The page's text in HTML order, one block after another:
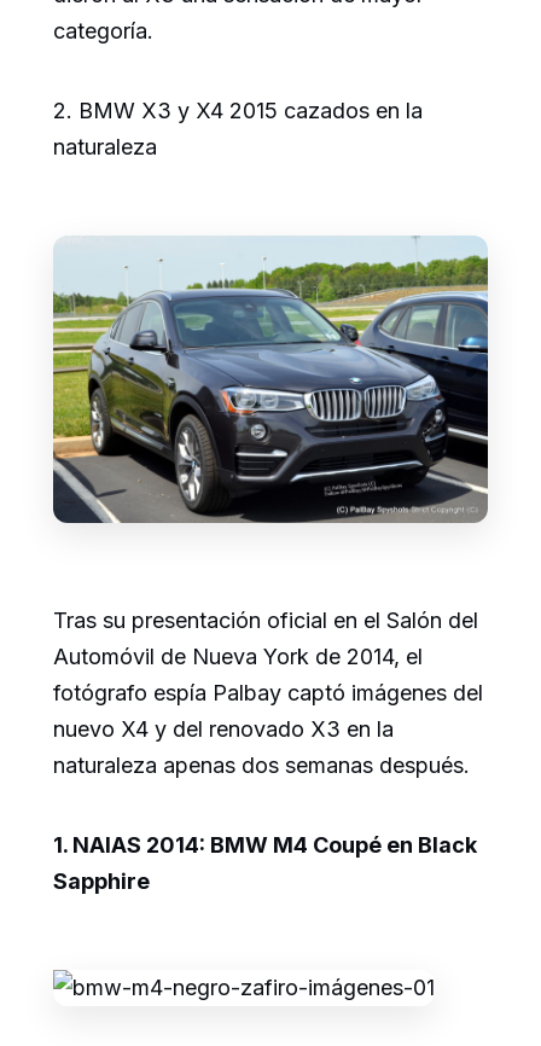
categoría.
2. BMW X3 y X4 2015 cazados en la
naturaleza
Tras su presentación oficial en el Salón del
Automóvil de Nueva York de 2014, el
fotógrafo espía Palbay captó imágenes del
nuevo X4 y del renovado X3 en la
naturaleza apenas dos semanas después.
1. NAIAS 2014: BMW M4 Coupé en Black
Sapphire